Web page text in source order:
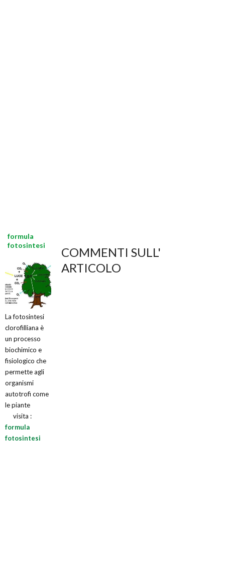
formula
fotosintesi
La fotosintesi
clorofilliana è
un processo
biochimico e
fisiologico che
permette agli
organismi
autotrofi come
le piante
visita :
formula
fotosintesi
COMMENTI SULL'
ARTICOLO